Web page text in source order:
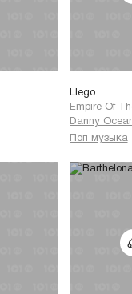
Llego
Empire Of
Danny
Поп музыка